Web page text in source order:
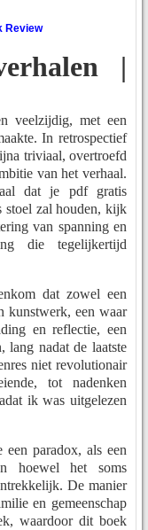
Review
|
veelzijdig, met een
In retrospectief
triviaal, overtroefd
van het verhaal.
dat je pdf gratis
stoel zal houden, kijk
van spanning en
die tegelijkertijd
dat zowel een
kunstwerk, een waar
en reflectie, een
lang nadat de laatste
niet revolutionair
tot nadenken
ik was uitgelezen
een paradox, als een
hoewel het soms
De manier
en gemeenschap
waardoor dit boek